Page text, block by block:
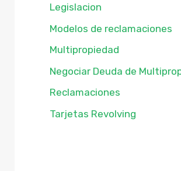
Legislacion
Modelos de reclamaciones
Multipropiedad
Negociar Deuda de
Reclamaciones
Tarjetas Revolving